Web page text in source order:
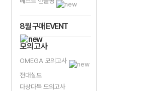
8월 구매 EVENT
모의고사
OMEGA 모의고사
전대실모
다상다독 모의고사